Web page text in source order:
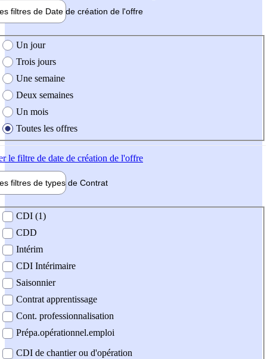
filtres de Date de création de l'offre
création de l'offre
Un jour
Trois jours
Une semaine
Deux semaines
Un mois
Toutes les offres
le filtre de date de création de l'offre
filtres de types de Contrat
contrat
CDI (1)
CDD
Intérim
CDI Intérimaire
Saisonnier
Contrat apprentissage
Cont. professionnalisation
Prépa.opérationnel.emploi
CDI de chantier ou d'opération